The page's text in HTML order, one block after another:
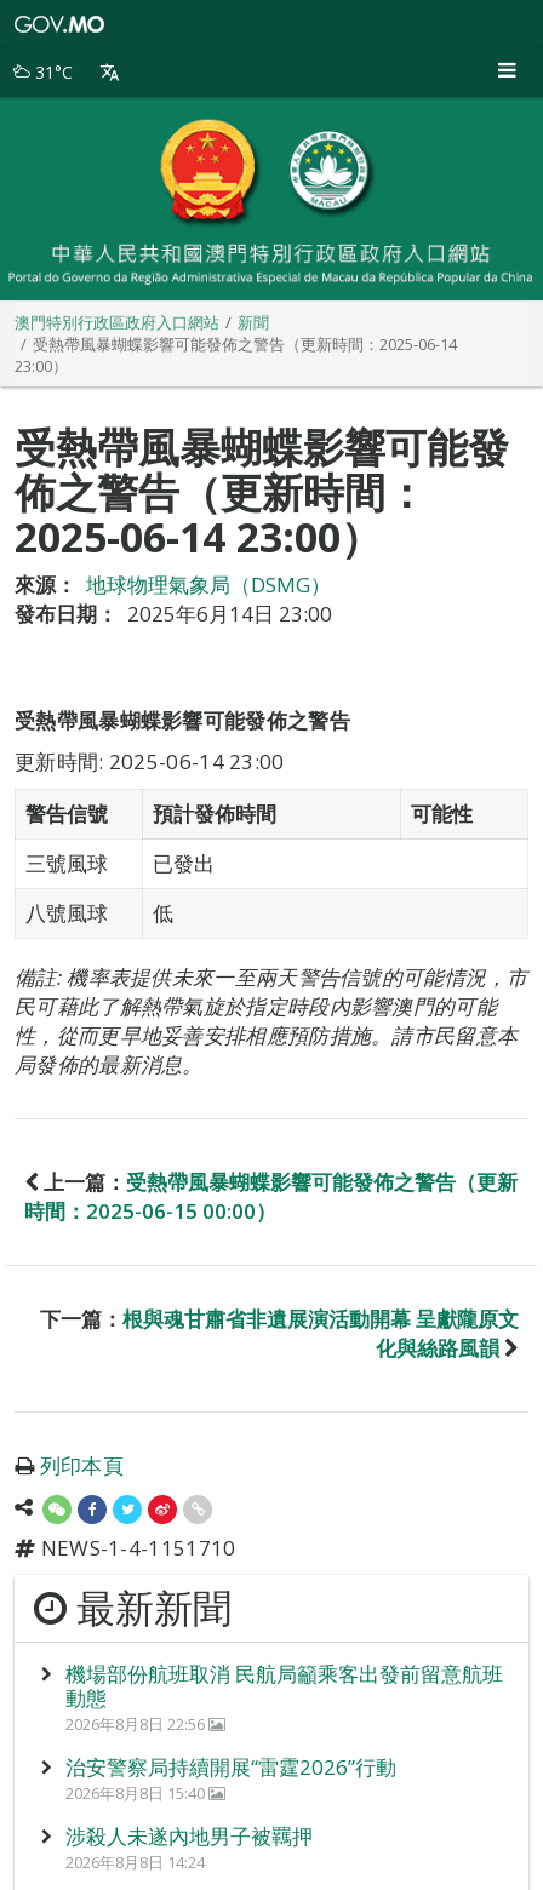
別
31°C
澳門特別行政區政府入口網站
新聞
受熱帶風暴蝴蝶影響可能發佈之警告（更新時間：2025-06-14
23:00）
受熱帶風暴蝴蝶影響可能發
佈之警告（更新時間：
2025-06-14 23:00）
來源：
地球物理氣象局（DSMG）
發布日期：
2025年6月14日 23:00
受熱帶風暴蝴蝶影響可能發佈之警告
更新時間: 2025-06-14 23:00
警告信號
預計發佈時間
可能性
三號風球
已發出
八號風球
低
備註: 機率表提供未來一至兩天警告信號的可能情況，市
民可藉此了解熱帶氣旋於指定時段內影響澳門的可能
性，從而更早地妥善安排相應預防措施。請市民留意本
局發佈的最新消息。
上一篇： 受熱帶風暴蝴蝶影響可能發佈之警告（更新
時間：2025-06-15 00:00）
下一篇： 根與魂甘肅省非遺展演活動開幕 呈獻隴原文
化與絲路風韻
列印本頁
NEWS-1-4-1151710
最新新聞
機場部份航班取消 民航局籲乘客出發前留意航班
動態
2026年8月8日 22:56
治安警察局持續開展“雷霆2026”行動
2026年8月8日 15:40
涉殺人未遂內地男子被羈押
2026年8月8日 14:24